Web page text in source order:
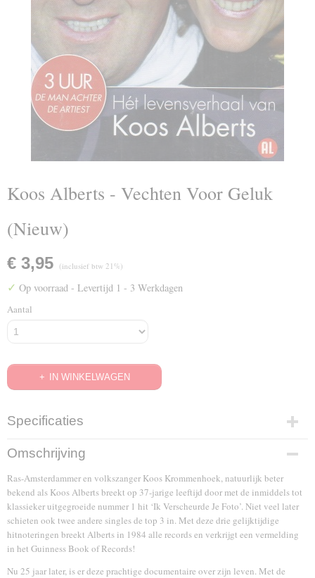
Koos Alberts - Vechten Voor Geluk
(Nieuw)
€ 3,95 (inclusief btw 21%)
✓ Op voorraad - Levertijd 1 - 3 Werkdagen
Aantal
IN WINKELWAGEN
Specificaties
EAN code
7321932032376
Omschrijving
Ras-Amsterdammer en volkszanger Koos Krommenhoek, natuurlijk beter
bekend als Koos Alberts breekt op 37-jarige leeftijd door met de inmiddels tot
klassieker uitgegroeide nummer 1 hit ‘Ik Verscheurde Je Foto’. Niet veel later
schieten ook twee andere singles de top 3 in. Met deze drie gelijktijdige
hitnoteringen breekt Alberts in 1984 alle records en verkrijgt een vermelding
in het Guinness Book of Records!
Nu 25 jaar later, is er deze prachtige documentaire over zijn leven. Met de